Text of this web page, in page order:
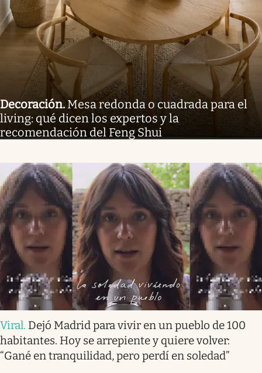
Decoración. Mesa redonda o cuadrada para el
living: qué dicen los expertos y la
recomendación del Feng Shui
Viral. Dejó Madrid para vivir en un pueblo de 100
habitantes. Hoy se arrepiente y quiere volver:
“Gané en tranquilidad, pero perdí en soledad”